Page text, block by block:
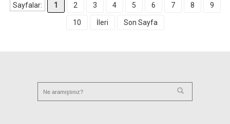
Sayfalar: 1 2 3 4 5 6 7 8 9
10 İleri Son Sayfa